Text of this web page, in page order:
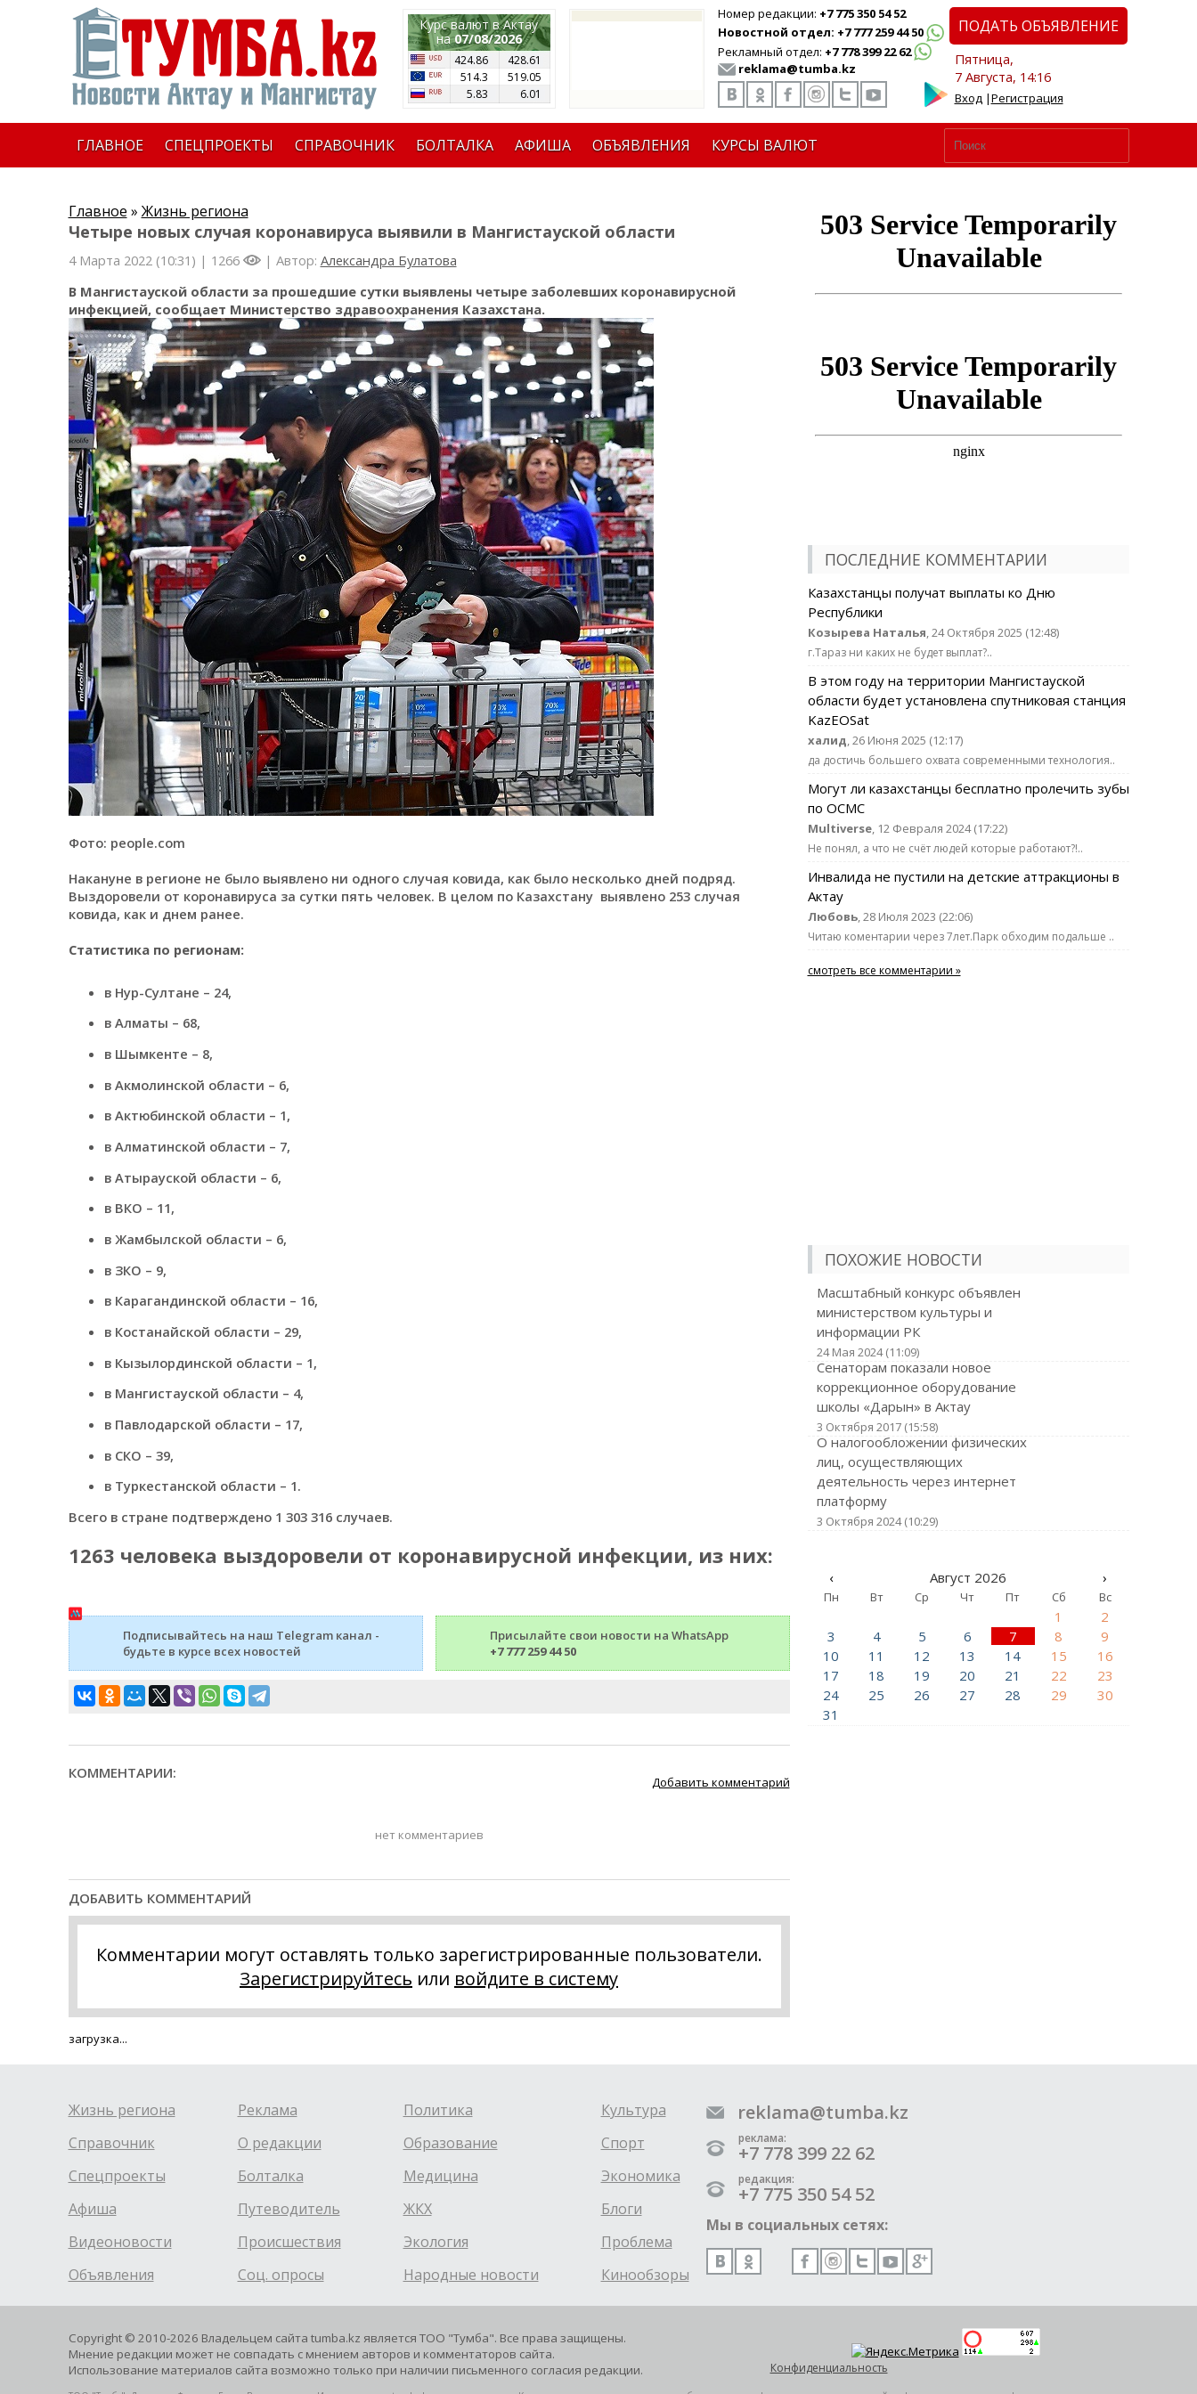
Курс валют в Актау
на07/08/2026
424.86
428.61
514.3
519.05
5.83
6.01
Номер редакции: +7 775 350 54 52
Новостной отдел: +7 777 259 44 50
Рекламный отдел: +7 778 399 22 62
reklama@tumba.kz
ПОДАТЬ ОБЪЯВЛЕНИЕ
Пятница,
7 Августа, 14:16
Вход|Регистрация
ГЛАВНОЕ СПЕЦПРОЕКТЫ СПРАВОЧНИК БОЛТАЛКА АФИША ОБЪЯВЛЕНИЯ КУРСЫ ВАЛЮТ
Главное » Жизнь региона
Четыре новых случая коронавируса выявили в Мангистауской области
4 Марта 2022 (10:31) | 1266 | Автор: Александра Булатова
В Мангистауской области за прошедшие сутки выявлены четыре заболевших коронавирусной
инфекцией, сообщает Министерство здравоохранения Казахстана.
Фото: people.com
Накануне в регионе не было выявлено ни одного случая ковида, как было несколько дней подряд.
Выздоровели от коронавируса за сутки пять человек. В целом по Казахстану выявлено 253 случая
ковида, как и днем ранее.
Статистика по регионам:
в Нур-Султане – 24,
в Алматы – 68,
в Шымкенте – 8,
в Акмолинской области – 6,
в Актюбинской области – 1,
в Алматинской области – 7,
в Атырауской области – 6,
в ВКО – 11,
в Жамбылской области – 6,
в ЗКО – 9,
в Карагандинской области – 16,
в Костанайской области – 29,
в Кызылординской области – 1,
в Мангистауской области – 4,
в Павлодарской области – 17,
в СКО – 39,
в Туркестанской области – 1.
Всего в стране подтверждено 1 303 316 случаев.
1263 человека выздоровели от коронавирусной инфекции, из них:
Подписывайтесь на наш Telegram канал -
будьте в курсе всех новостей
Присылайте свои новости на WhatsApp
+7 777 259 44 50
КОММЕНТАРИИ:
Добавить комментарий
нет комментариев
ДОБАВИТЬ КОММЕНТАРИЙ
Комментарии могут оставлять только зарегистрированные пользователи.
Зарегистрируйтесь или войдите в систему
загрузка...
ПОСЛЕДНИЕ КОММЕНТАРИИ
Казахстанцы получат выплаты ко Дню
Республики
Козырева Наталья, 24 Октября 2025 (12:48)
г.Тараз ни каких не будет выплат?..
В этом году на территории Мангистауской
области будет установлена спутниковая станция
KazEOSat
халид, 26 Июня 2025 (12:17)
да достичь большего охвата современными технология..
Могут ли казахстанцы бесплатно пролечить зубы
по ОСМС
Multiverse, 12 Февраля 2024 (17:22)
Не понял, а что не счёт людей которые работают?!..
Инвалида не пустили на детские аттракционы в
Актау
Любовь, 28 Июля 2023 (22:06)
Читаю коментарии через 7лет.Парк обходим подальше ..
смотреть все комментарии »
ПОХОЖИЕ НОВОСТИ
Масштабный конкурс объявлен
министерством культуры и
информации РК
24 Мая 2024 (11:09)
Сенаторам показали новое
коррекционное оборудование
школы «Дарын» в Актау
3 Октября 2017 (15:58)
О налогообложении физических
лиц, осуществляющих
деятельность через интернет
платформу
3 Октября 2024 (10:29)
‹ Август 2026 ›
Пн Вт Ср Чт Пт Сб Вс
1
2
3
4 5 6 7 8
9
10
11 12 13 14 15
16
17
18 19 20 21 22
23
24
25 26 27 28 29
30
31
Жизнь региона
Справочник
Спецпроекты
Афиша
Видеоновости
Объявления
Реклама
О редакции
Болталка
Путеводитель
Происшествия
Соц. опросы
Политика
Образование
Медицина
ЖКХ
Экология
Народные новости
Культура
Спорт
Экономика
Блоги
Проблема
Кинообзоры
reklama@tumba.kz
реклама:
+7 778 399 22 62
редакция:
+7 775 350 54 52
Мы в социальных сетях:
Copyright © 2010-2026 Владельцем сайта tumba.kz является ТОО "Тумба". Все права защищены.
Мнение редакции может не совпадать с мнением авторов и комментаторов сайта.
Использование материалов сайта возможно только при наличии письменного согласия редакции.
Конфиденциальность